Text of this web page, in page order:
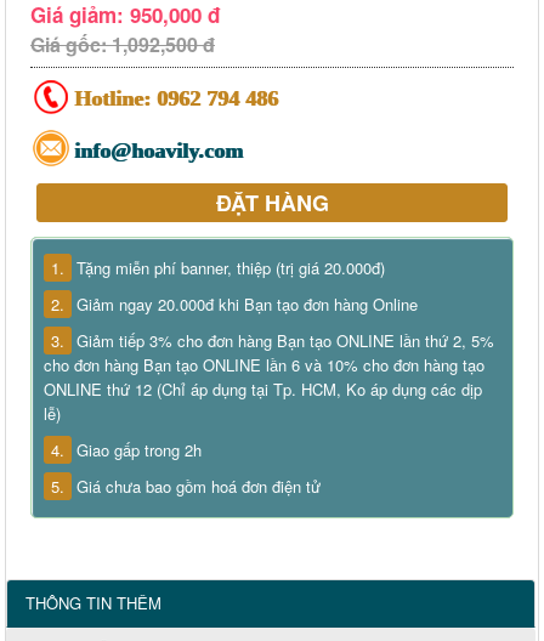
Giá giảm: 950,000 đ
Giá gốc: 1,092,500 đ
Hotline: 0962 794 486
info@hoavily.com
ĐẶT HÀNG
1. Tặng miễn phí banner, thiệp (trị giá 20.000đ)
2. Giảm ngay 20.000đ khi Bạn tạo đơn hàng Online
3. Giảm tiếp 3% cho đơn hàng Bạn tạo ONLINE lần thứ 2, 5%
cho đơn hàng Bạn tạo ONLINE lần 6 và 10% cho đơn hàng tạo
ONLINE thứ 12 (Chỉ áp dụng tại Tp. HCM, Ko áp dụng các dịp
lễ)
4. Giao gấp trong 2h
5. Giá chưa bao gồm hoá đơn điện tử
THÔNG TIN THÊM